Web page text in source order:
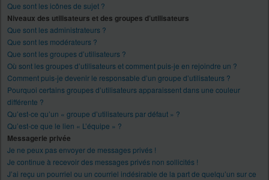
Que sont les icônes de sujet ?
Niveaux des utilisateurs et des groupes d’utilisateurs
Que sont les administrateurs ?
Que sont les modérateurs ?
Que sont les groupes d’utilisateurs ?
Où sont les groupes d’utilisateurs et comment puis-je en rejoindre un ?
Comment puis-je devenir le responsable d’un groupe d’utilisateurs ?
Pourquoi certains groupes d’utilisateurs apparaissent dans une couleur
différente ?
Qu’est-ce qu’un « groupe d’utilisateurs par défaut » ?
Qu’est-ce que le lien « L’équipe » ?
Messagerie privée
Je ne peux pas envoyer de messages privés !
Je continue à recevoir des messages privés non sollicités !
J’ai reçu un pourriel ou un courriel indésirable de la part de quelqu’un sur ce